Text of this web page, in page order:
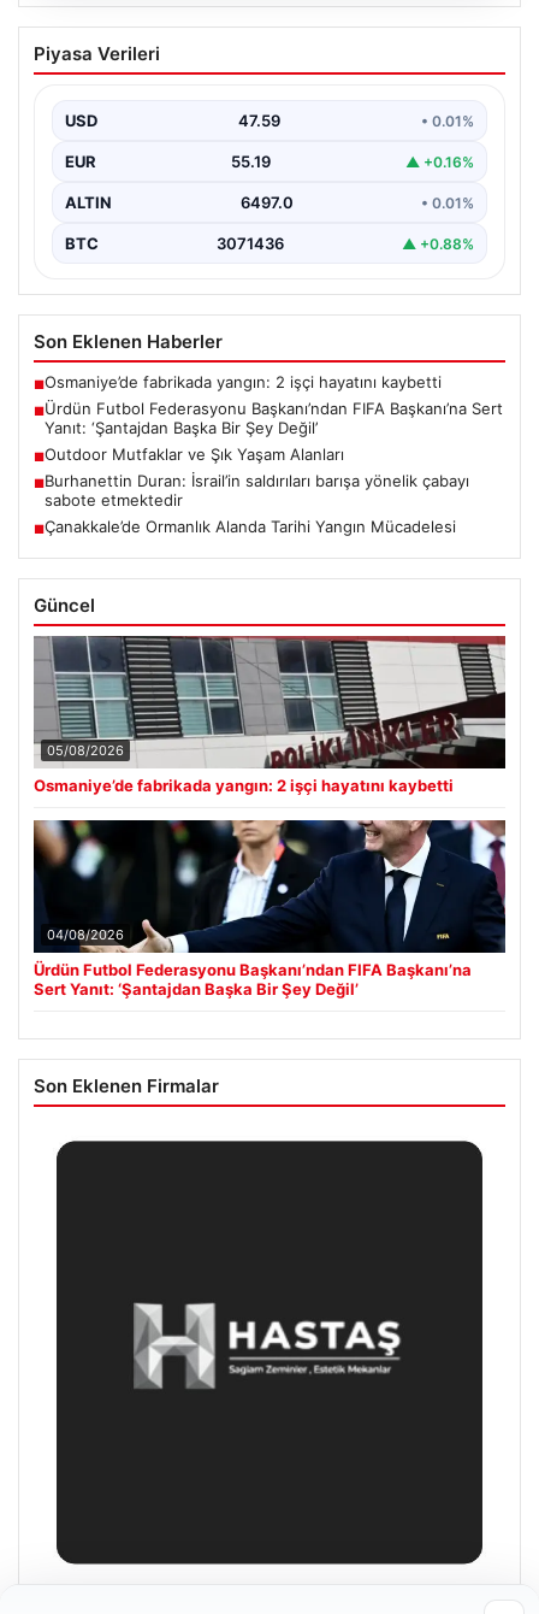
Ürdün Futbol Federasyonu
Başkanı’ndan FIFA Başkanı’na Sert
Ürdün Futbol Federasyonu (JFA) Başkanı Ali Bin Al-
Piyasa Verileri
USD 47.59 • 0.01%
EUR 55.19 ▲ +0.16%
ALTIN 6497.0 • 0.01%
BTC 3071436 ▲ +0.88%
Son Eklenen Haberler
■Osmaniye’de fabrikada yangın: 2 işçi hayatını kaybetti
■Ürdün Futbol Federasyonu Başkanı’ndan FIFA Başkanı’na Sert
Yanıt: ‘Şantajdan Başka Bir Şey Değil’
■Outdoor Mutfaklar ve Şık Yaşam Alanları
■Burhanettin Duran: İsrail’in saldırıları barışa yönelik çabayı
sabote etmektedir
■Çanakkale’de Ormanlık Alanda Tarihi Yangın Mücadelesi
Güncel
05/08/2026
Osmaniye’de fabrikada yangın: 2 işçi hayatını kaybetti
04/08/2026
Ürdün Futbol Federasyonu Başkanı’ndan FIFA Başkanı’na
Sert Yanıt: ‘Şantajdan Başka Bir Şey Değil’
Son Eklenen Firmalar